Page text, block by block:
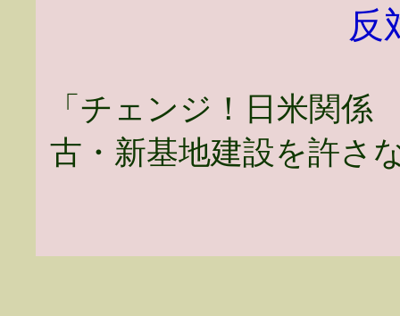
反
「チェンジ！日米関
古・新基地建設を許さ